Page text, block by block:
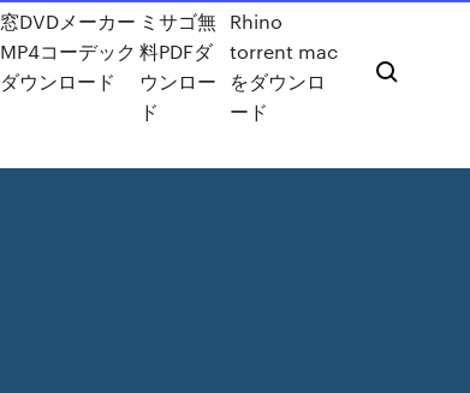
窓DVDメーカー
MP4コーデック
ダウンロード
ミサゴ無
料PDFダ
ウンロー
ド
Rhino
torrent mac
をダウンロ
ード